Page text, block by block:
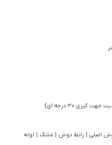
گیری 30 درجه ای)
اصلی رابط دوش شلنگ
لوله